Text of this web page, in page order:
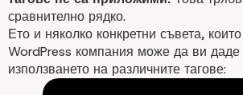
Неестествени
сравнително рядко.
Ето и няколко конкретни съвета,
WordPress компания може да ви
използването на различните тагове: